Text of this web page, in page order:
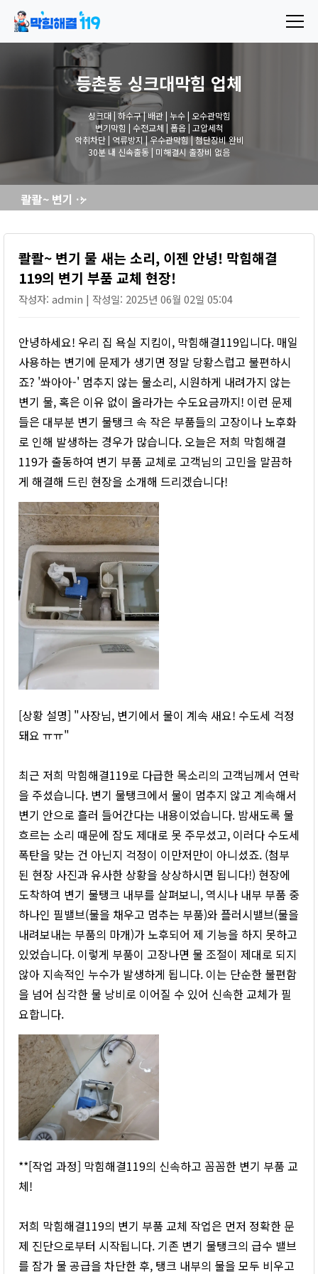
등촌동 싱크대막힘 업체
싱크대 | 하수구 | 배관 | 누수 | 오수관막힘
변기막힘 | 수전교체 | 폽옵 | 고압세척
악취차단 | 역류방지 | 우수관막힘 | 첨단장비 완비
30분 내 신속출동 | 미해결시 출장비 없음
콸콸~ 변기 물 새는 소리, 이젠 안녕! 막힘해결119의 변기 부품 교체 현장!
콸콸~ 변기 물 새는 소리, 이젠 안녕! 막힘해결
119의 변기 부품 교체 현장!
작성자: admin | 작성일: 2025년 06월 02일 05:04
안녕하세요! 우리 집 욕실 지킴이, 막힘해결119입니다. 매일
사용하는 변기에 문제가 생기면 정말 당황스럽고 불편하시
죠? '쏴아아-' 멈추지 않는 물소리, 시원하게 내려가지 않는
변기 물, 혹은 이유 없이 올라가는 수도요금까지! 이런 문제
들은 대부분 변기 물탱크 속 작은 부품들의 고장이나 노후화
로 인해 발생하는 경우가 많습니다. 오늘은 저희 막힘해결
119가 출동하여 변기 부품 교체로 고객님의 고민을 말끔하
게 해결해 드린 현장을 소개해 드리겠습니다!
[상황 설명] "사장님, 변기에서 물이 계속 새요! 수도세 걱정
돼요 ㅠㅠ"
최근 저희 막힘해결119로 다급한 목소리의 고객님께서 연락
을 주셨습니다. 변기 물탱크에서 물이 멈추지 않고 계속해서
변기 안으로 흘러 들어간다는 내용이었습니다. 밤새도록 물
흐르는 소리 때문에 잠도 제대로 못 주무셨고, 이러다 수도세
폭탄을 맞는 건 아닌지 걱정이 이만저만이 아니셨죠. (첨부
된 현장 사진과 유사한 상황을 상상하시면 됩니다!) 현장에
도착하여 변기 물탱크 내부를 살펴보니, 역시나 내부 부품 중
하나인 필밸브(물을 채우고 멈추는 부품)와 플러시밸브(물을
내려보내는 부품의 마개)가 노후되어 제 기능을 하지 못하고
있었습니다. 이렇게 부품이 고장나면 물 조절이 제대로 되지
않아 지속적인 누수가 발생하게 됩니다. 이는 단순한 불편함
을 넘어 심각한 물 낭비로 이어질 수 있어 신속한 교체가 필
요합니다.
**[작업 과정] 막힘해결119의 신속하고 꼼꼼한 변기 부품 교
체!
저희 막힘해결119의 변기 부품 교체 작업은 먼저 정확한 문
제 진단으로부터 시작됩니다. 기존 변기 물탱크의 급수 밸브
를 잠가 물 공급을 차단한 후, 탱크 내부의 물을 모두 비우고